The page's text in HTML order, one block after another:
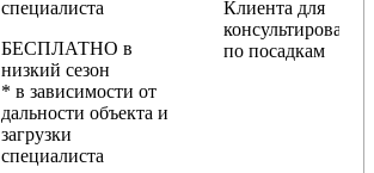
специалиста
БЕСПЛАТНО в
низкий сезон
* в зависимости от
дальности объекта и
загрузки
специалиста
Клиента для
консультирования
по посадкам